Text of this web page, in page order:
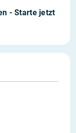
- Starte jetzt